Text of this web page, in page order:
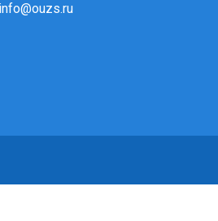
info@ouzs.ru